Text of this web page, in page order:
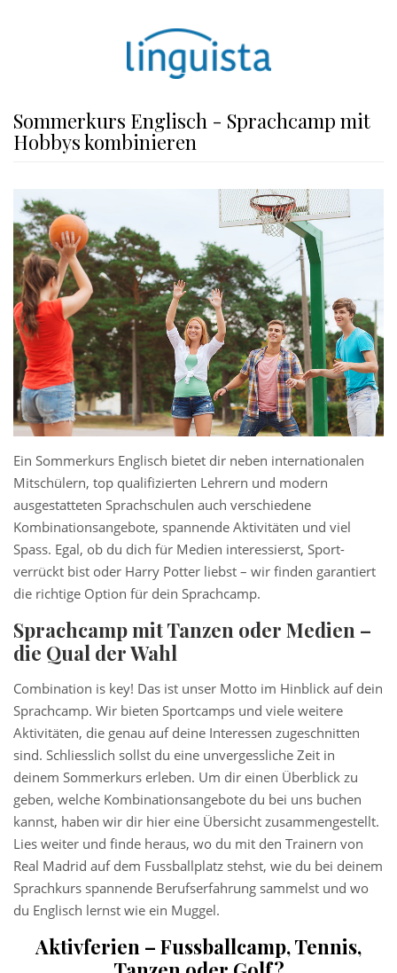
Sommerkurs Englisch - Sprachcamp mit
Hobbys kombinieren
Ein Sommerkurs Englisch bietet dir neben internationalen
Mitschülern, top qualifizierten Lehrern und modern
ausgestatteten Sprachschulen auch verschiedene
Kombinationsangebote, spannende Aktivitäten und viel
Spass. Egal, ob du dich für Medien interessierst, Sport-
verrückt bist oder Harry Potter liebst – wir finden garantiert
die richtige Option für dein Sprachcamp.
Sprachcamp mit Tanzen oder Medien –
die Qual der Wahl
Combination is key! Das ist unser Motto im Hinblick auf dein
Sprachcamp. Wir bieten Sportcamps und viele weitere
Aktivitäten, die genau auf deine Interessen zugeschnitten
sind. Schliesslich sollst du eine unvergessliche Zeit in
deinem Sommerkurs erleben. Um dir einen Überblick zu
geben, welche Kombinationsangebote du bei uns buchen
kannst, haben wir dir hier eine Übersicht zusammengestellt.
Lies weiter und finde heraus, wo du mit den Trainern von
Real Madrid auf dem Fussballplatz stehst, wie du bei deinem
Sprachkurs spannende Berufserfahrung sammelst und wo
du Englisch lernst wie ein Muggel.
Aktivferien – Fussballcamp, Tennis,